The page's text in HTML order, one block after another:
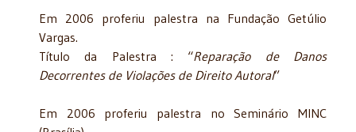
Em 2006 proferiu palestra na Fundação Getúlio
Vargas.
Título da Palestra : “Reparação de Danos
Decorrentes de Violações de Direito Autoral”
Em 2006 proferiu palestra no Seminário MINC